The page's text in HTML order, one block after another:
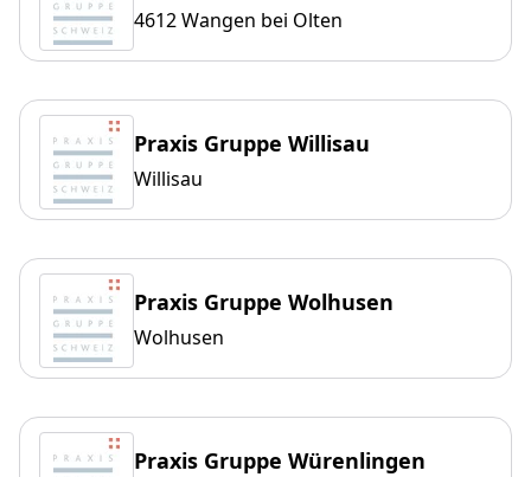
4612 Wangen bei Olten
Praxis Gruppe Willisau
Willisau
Praxis Gruppe Wolhusen
Wolhusen
Praxis Gruppe Würenlingen